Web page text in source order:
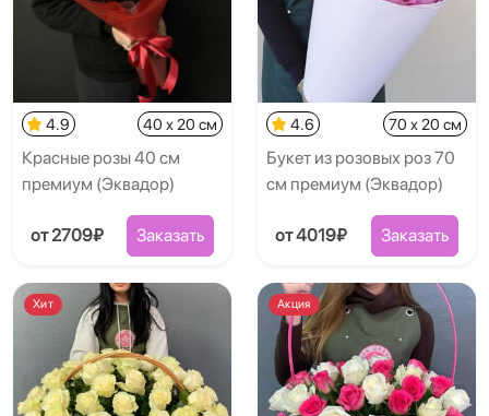
4.9 40 x 20 см
Красные розы 40 см
премиум (Эквадор)
от 2709₽ Заказать
4.6 70 x 20 см
Букет из розовых роз 70
см премиум (Эквадор)
от 4019₽ Заказать
Хит Акция